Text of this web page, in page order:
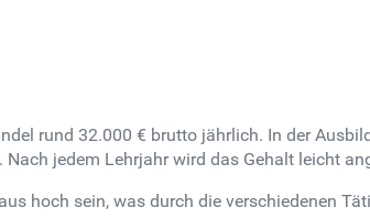
rund 32.000 € brutto jährlich. In der
jedem Lehrjahr wird das Gehalt leicht
hoch sein, was durch die verschiedenen